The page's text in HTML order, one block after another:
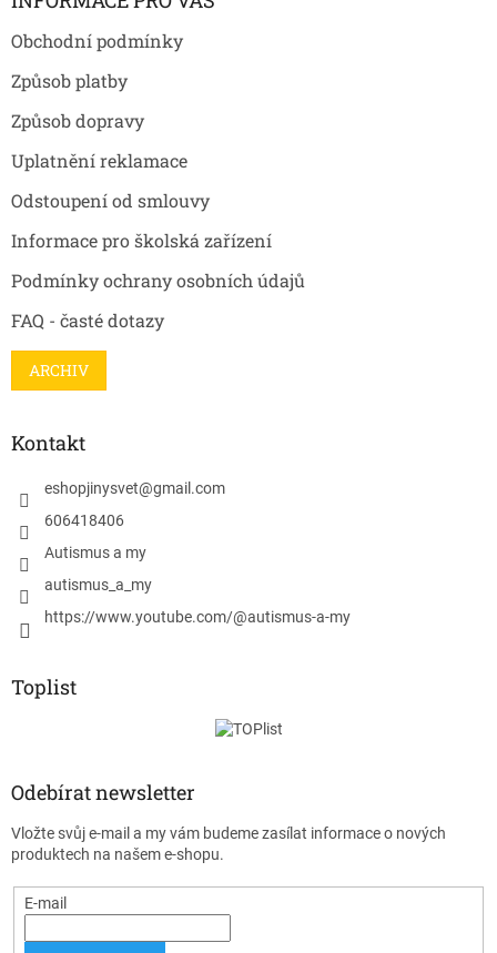
Obchodní podmínky
Způsob platby
Způsob dopravy
Uplatnění reklamace
Odstoupení od smlouvy
Informace pro školská zařízení
Podmínky ochrany osobních údajů
FAQ - časté dotazy
ARCHIV
Kontakt
eshopjinysvet@gmail.com
606418406
Autismus a my
autismus_a_my
https://www.youtube.com/@autismus-a-my
Toplist
Odebírat newsletter
Vložte svůj e-mail a my vám budeme zasílat informace o nových
produktech na našem e-shopu.
E-mail